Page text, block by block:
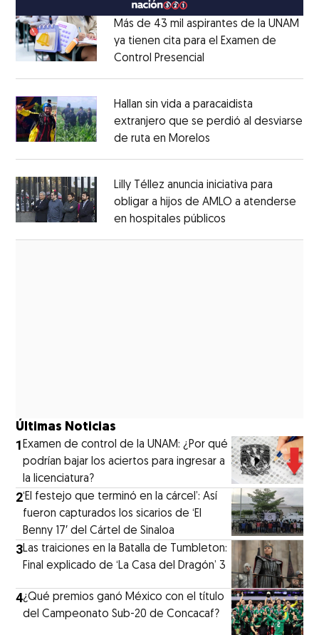
Más de 43 mil aspirantes de la UNAM
ya tienen cita para el Examen de
Control Presencial
Hallan sin vida a paracaidista
extranjero que se perdió al desviarse
de ruta en Morelos
Lilly Téllez anuncia iniciativa para
obligar a hijos de AMLO a atenderse
en hospitales públicos
Últimas Noticias
1Examen de control de la UNAM: ¿Por qué
podrían bajar los aciertos para ingresar a
la licenciatura?
2‘El festejo que terminó en la cárcel’: Así
fueron capturados los sicarios de ‘El
Benny 17′ del Cártel de Sinaloa
3Las traiciones en la Batalla de Tumbleton:
Final explicado de ‘La Casa del Dragón’ 3
4¿Qué premios ganó México con el título
del Campeonato Sub-20 de Concacaf?